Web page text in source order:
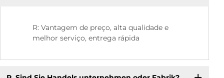
R: Vantagem de preço, alta qualidade e
melhor serviço, entrega rápida